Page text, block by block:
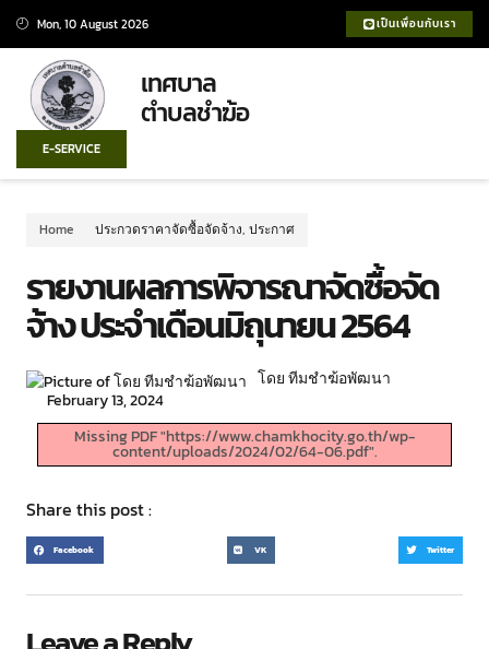
Mon, 10 August 2026 เป็นเพื่อนกับเรา
เทศบาล
ตำบลชำฆ้อ
E-SERVICE
Home ประกวดราคาจัดซื้อจัดจ้าง, ประกาศ
รายงานผลการพิจารณาจัดซื้อจัด
จ้าง ประจำเดือนมิถุนายน 2564
โดย ทีมชำฆ้อพัฒนา
February 13, 2024
Missing PDF "https://www.chamkhocity.go.th/wp-
content/uploads/2024/02/64-06.pdf".
Share this post :
Facebook VK Twitter